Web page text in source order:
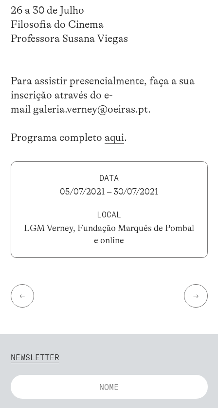
26 a 30 de Julho
Filosofia do Cinema
Professora Susana Viegas
Para assistir presencialmente, faça a sua
inscrição através do e-
mail galeria.verney@oeiras.pt.
Programa completo aqui.
DATA
05/07/2021 – 30/07/2021
LOCAL
LGM Verney, Fundação Marquês de Pombal
e online
← →
NEWSLETTER